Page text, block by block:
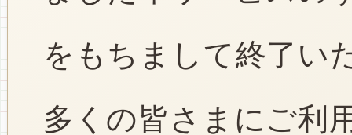
をもちまして終了い
多くの皆さまにご利